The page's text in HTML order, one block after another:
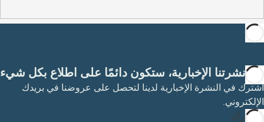
مع نشرتنا الإخبارية، ستكون دائمًا على اطلاع بكل شيء
اشترك في النشرة الإخبارية لدينا لتحصل على عروضنا في بريدك
الإلكتروني.
الاشتراك